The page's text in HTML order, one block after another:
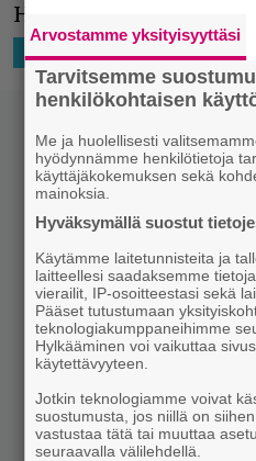
Hieno animaatioleffa
9.10.2024 11:33
Arvostamme yksityisyyttäsi
Tarvitsemme
henkilökohtaisen
Me ja huolellisesti
hyödynnämme henkilötietoja
käyttäjäkokemuksen sekä
mainoksia.
Hyväksymällä suostut
Käytämme laitetunnisteita ja
laitteellesi saadaksemme
vierailit, IP-osoitteestasi sekä
Pääset tutustumaan
teknologiakumppaneihimme
Hylkääminen voi vaikuttaa
käytettävyyteen.
Jotkin teknologiamme voivat
suostumusta, jos niillä on
vastustaa tätä tai muuttaa
seuraavalla välilehdellä.